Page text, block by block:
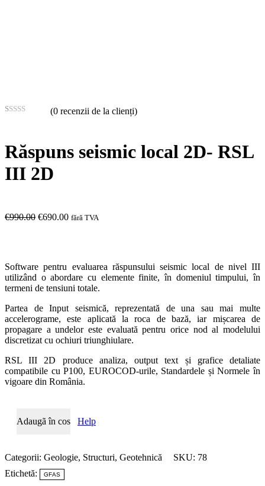
Răspuns seismic local 2D- RSL
III 2D
€990.00 Prețul
€690.00Prețul
fără TVA
baza a
evaluări
(0 recenzii de la clienți)
Software pentru evaluarea răspunsului seismic local de nivel III
utilizând o abordare cu elemente finite, în domeniul timpului, în
termeni de tensiuni totale.
Partea de Input seismică, reprezentată de una sau mai multe
accelerograme, este aplicată la roca de bază, iar mișcarea de
propagare a undelor este evaluată pentru orice nod al modelului
discretizat cu ochiuri triunghiulare.
RSL III 2D produce analiza, output text și grafice detaliate
compatibile cu P100, EUROCOD-urile, Standardele și Normele în
vigoare din România.
Răspuns
2D-
III
Adaugã în cos Help
Categorii: Geologie, Structuri, Geotehnică SKU: 78
Etichetă:
GFAS